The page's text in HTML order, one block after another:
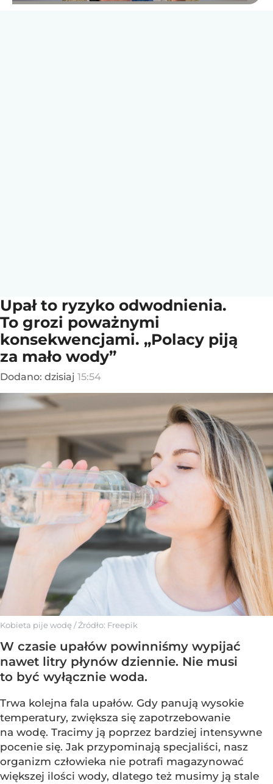
Upał to ryzyko odwodnienia.
To grozi poważnymi
konsekwencjami. „Polacy piją
za mało wody”
Dodano: dzisiaj 15:54
Kobieta pije wodę / Źródło: Freepik
W czasie upałów powinniśmy wypijać
nawet litry płynów dziennie. Nie musi
to być wyłącznie woda.
Trwa kolejna fala upałów. Gdy panują wysokie
temperatury, zwiększa się zapotrzebowanie
na wodę. Tracimy ją poprzez bardziej intensywne
pocenie się. Jak przypominają specjaliści, nasz
organizm człowieka nie potrafi magazynować
większej ilości wody, dlatego też musimy ją stale